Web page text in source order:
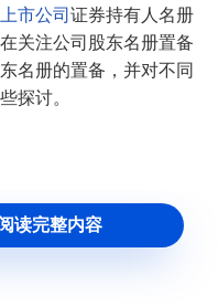
上市公司 证券持有人名册
关注公司股东名册置备
名册的置备，并对不同
探讨。
册作为公司
或者
读完整内容